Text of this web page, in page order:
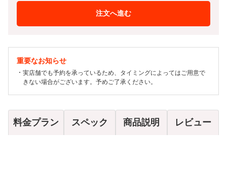
注文へ進む
重要なお知らせ
実店舗でも予約を承っているため、タイミングによってはご用意で
きない場合がございます。予めご了承ください。
料金プラン スペック 商品説明 レビュー